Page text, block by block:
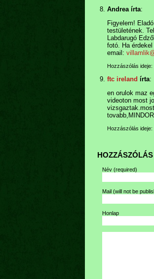
Andrea írta:
Figyelem!
testületének.
Labdarugó
fotó. Ha
email:
Hozzászólás ideje:
ftc ireland írta:
en orulok maz
videoton most
Hozzászólás ideje:
HOZZÁSZÓLÁS
Név (required)
Mail (will not be
Honlap